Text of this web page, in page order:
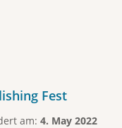
Fest
am: 4. May 2022